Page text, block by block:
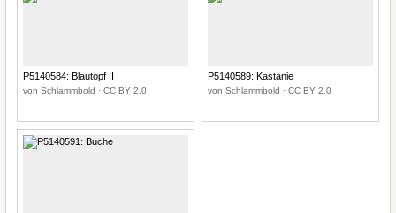
P5140584: Blautopf II
von Schlammbold · CC BY 2.0
P5140589: Kastanie
von Schlammbold · CC BY 2.0